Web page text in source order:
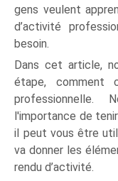
gens veulent
d’activité
besoin.
Dans cet article,
étape, comment
professionnelle.
l'importance de
il peut vous être
va donner les
rendu d’activité.